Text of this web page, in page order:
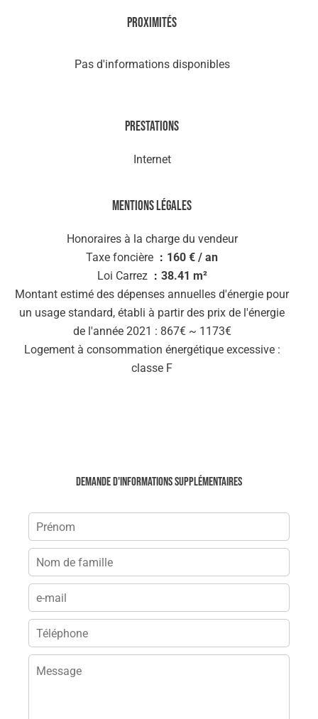
Proximités
Pas d'informations disponibles
Prestations
Internet
Mentions légales
Honoraires à la charge du vendeur
Taxe foncière
160 € / an
Loi Carrez
38.41 m²
Montant estimé des dépenses annuelles d'énergie pour
un usage standard, établi à partir des prix de l'énergie
de l'année 2021 : 867€ ~ 1173€
Logement à consommation énergétique excessive :
classe F
Demande d'informations supplémentaires